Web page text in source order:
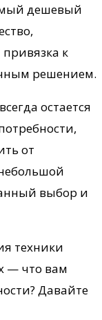
дешевый
к
решением.
остается
от
выбор и
техники
— что вам
Давайте